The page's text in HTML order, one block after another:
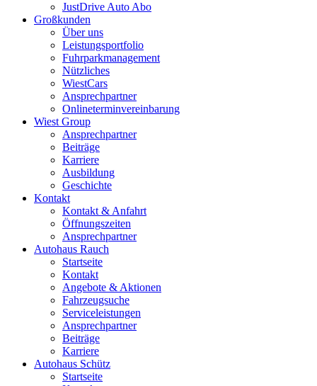
JustDrive Auto Abo
Großkunden
Über uns
Leistungsportfolio
Fuhrparkmanagement
Nützliches
WiestCars
Ansprechpartner
Onlineterminvereinbarung
Wiest Group
Ansprechpartner
Beiträge
Karriere
Ausbildung
Geschichte
Kontakt
Kontakt & Anfahrt
Öffnungszeiten
Ansprechpartner
Autohaus Rauch
Startseite
Kontakt
Angebote & Aktionen
Fahrzeugsuche
Serviceleistungen
Ansprechpartner
Beiträge
Karriere
Autohaus Schütz
Startseite